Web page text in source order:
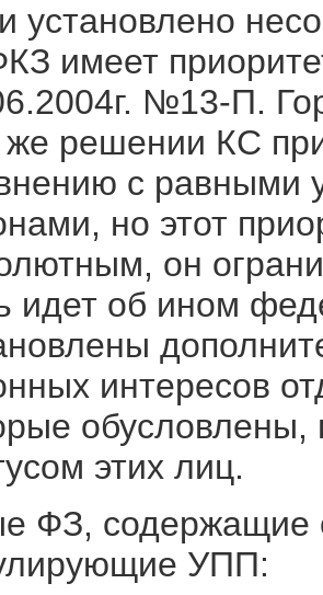
установлено
имеет
№13-П.
решении КС
с равными
но этот
он
идет об ином
интересов
этих лиц.
ФЗ, содержащие
УПП: